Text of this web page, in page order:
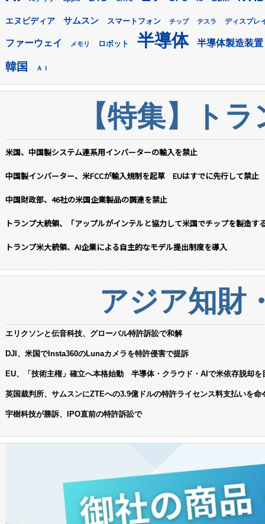
エヌビディア サムスン スマートフォン チップ テスラ ディスプレ
ファーウェイ メモリ ロボット 半導体 半導体製造装置
韓国 ＡＩ
【特集】ト
米国、中国製システム連系用インバーターの輸入を禁止
中国製インバーター、米FCCが輸入規制を起草 EUはすでに先行して禁止
中国財政部、46社の米国企業製品の調達を禁止
トランプ大統領、「アップルがインテルと協力して米国でチップを製造す
トランプ米大統領、AI企業による自主的なモデル提出制度を導入
アジア知財
エリクソンと伝音科技、グローバル特許訴訟で和解
DJI、米国でInsta360のLunaカメラを特許侵害で提訴
EU、「技術主権」確立へ本格始動 半導体・クラウド・AIで米依存脱却を
英国裁判所、サムスンにZTEへの3.9億ドルの特許ライセンス料支払いを命
宇樹科技が勝訴、IPO直前の特許訴訟で